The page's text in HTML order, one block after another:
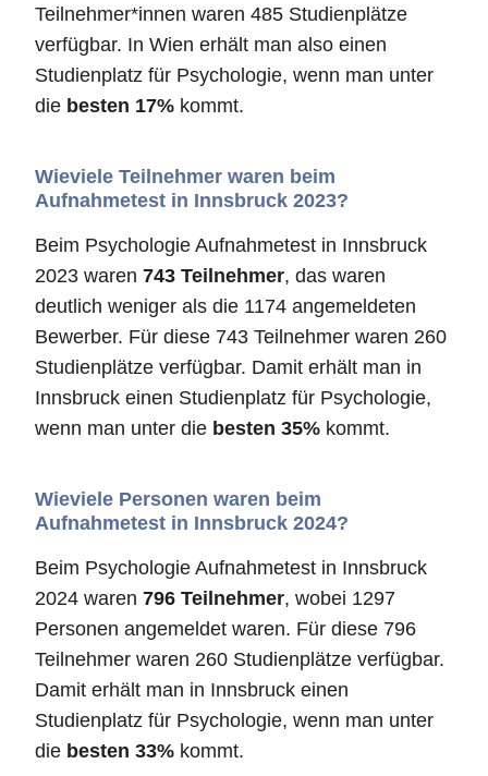
Teilnehmer*innen waren 485 Studienplätze
verfügbar. In Wien erhält man also einen
Studienplatz für Psychologie, wenn man unter
die besten 17% kommt.
Wieviele Teilnehmer waren beim
Aufnahmetest in Innsbruck 2023?
Beim Psychologie Aufnahmetest in Innsbruck
2023 waren 743 Teilnehmer, das waren
deutlich weniger als die 1174 angemeldeten
Bewerber. Für diese 743 Teilnehmer waren 260
Studienplätze verfügbar. Damit erhält man in
Innsbruck einen Studienplatz für Psychologie,
wenn man unter die besten 35% kommt.
Wieviele Personen waren beim
Aufnahmetest in Innsbruck 2024?
Beim Psychologie Aufnahmetest in Innsbruck
2024 waren 796 Teilnehmer, wobei 1297
Personen angemeldet waren. Für diese 796
Teilnehmer waren 260 Studienplätze verfügbar.
Damit erhält man in Innsbruck einen
Studienplatz für Psychologie, wenn man unter
die besten 33% kommt.